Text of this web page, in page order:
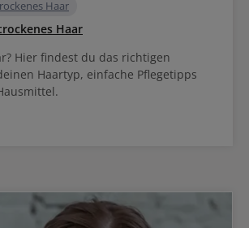
Haar
Haar
Hier findest du das richtigen
Haartyp, einfache Pflegetipps